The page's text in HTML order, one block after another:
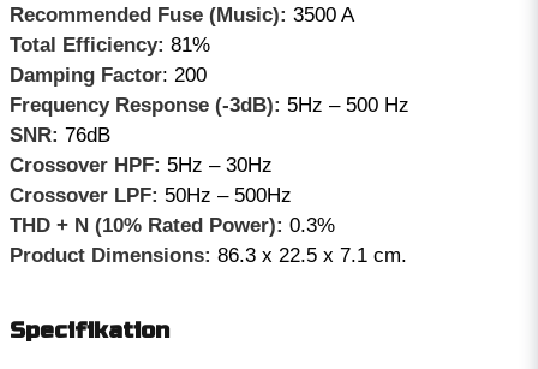
Recommended Fuse (Music): 3500 A
Total Efficiency: 81%
Damping Factor: 200
Frequency Response (-3dB): 5Hz – 500 Hz
SNR: 76dB
Crossover HPF: 5Hz – 30Hz
Crossover LPF: 50Hz – 500Hz
THD + N (10% Rated Power): 0.3%
Product Dimensions: 86.3 x 22.5 x 7.1 cm.
Specifikation